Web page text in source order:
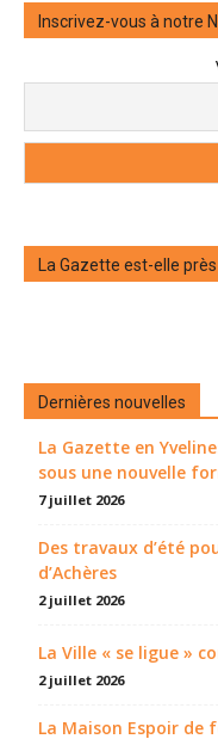
Inscrivez-vous à notre
La Gazette est-elle
Dernières nouvelles
La Gazette en
sous une nouvelle
7 juillet 2026
Des travaux d’été
d’Achères
2 juillet 2026
La Ville « se ligue »
2 juillet 2026
La Maison Espoir de